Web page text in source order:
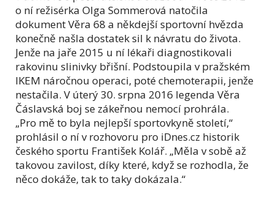
o ní režisérka Olga Sommerová natočila
dokument Věra 68 a někdejší sportovní hvězda
konečně našla dostatek sil k návratu do života.
Jenže na jaře 2015 u ní lékaři diagnostikovali
rakovinu slinivky břišní. Podstoupila v pražském
IKEM náročnou operaci, poté chemoterapii, jenže
nestačila. V úterý 30. srpna 2016 legenda Věra
Čáslavská boj se zákeřnou nemocí prohrála.
„Pro mě to byla nejlepší sportovkyně století,“
prohlásil o ní v rozhovoru pro iDnes.cz historik
českého sportu František Kolář. „Měla v sobě až
takovou zavilost, díky které, když se rozhodla, že
něco dokáže, tak to taky dokázala.“